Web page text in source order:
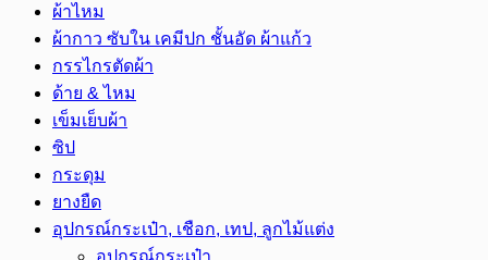
ผ้าไหม
ผ้ากาว ซับใน เคมีปก ชั้นอัด ผ้าแก้ว
กรรไกรตัดผ้า
ด้าย & ไหม
เข็มเย็บผ้า
ซิป
กระดุม
ยางยืด
อุปกรณ์กระเป๋า, เชือก, เทป, ลูกไม้แต่ง
อุปกรณ์กระเป๋า